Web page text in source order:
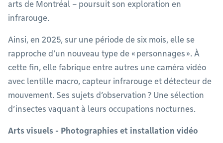
arts de Montréal – poursuit son exploration en
infrarouge.
Ainsi, en 2025, sur une période de six mois, elle se
rapproche d’un nouveau type de « personnages ». À
cette fin, elle fabrique entre autres une caméra vidéo
avec lentille macro, capteur infrarouge et détecteur de
mouvement. Ses sujets d’observation ? Une sélection
d’insectes vaquant à leurs occupations nocturnes.
Arts visuels - Photographies et installation vidéo